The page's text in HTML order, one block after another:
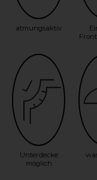
atmungsaktiv
Unterdecke
möglich